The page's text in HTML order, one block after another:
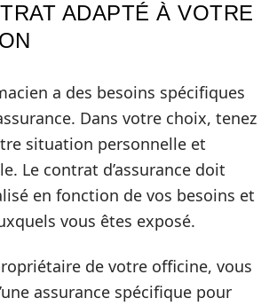
ADAPTÉ À VOTRE
a des besoins spécifiques
Dans votre choix, tenez
situation personnelle et
Le contrat d’assurance doit
en fonction de vos besoins et
vous êtes exposé.
de votre officine, vous
assurance spécifique pour